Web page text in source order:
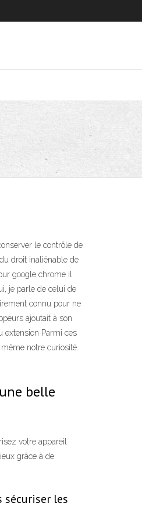
le contrôle de
droit inaliénable de
google chrome il
je parle de celui de
connu pour ne
ajoutait à son
extension Parmi ces
notre curiosité.
belle
votre appareil
grâce à de
les